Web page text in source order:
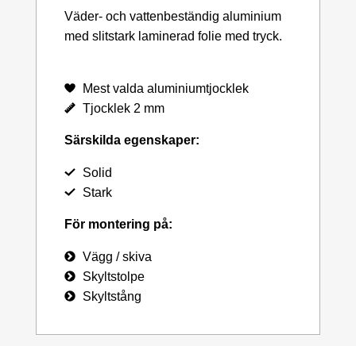
Väder- och vattenbeständig aluminium
med slitstark laminerad folie med tryck.
Mest valda aluminiumtjocklek
Tjocklek 2 mm
Särskilda egenskaper:
Solid
Stark
För montering på:
Vägg / skiva
Skyltstolpe
Skyltstång